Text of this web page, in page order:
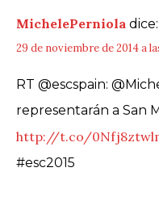
MichelePerniola dice:
29 de noviembre de 2014 a
RT @escspain:
representarán a San
http://t.co/
#esc2015